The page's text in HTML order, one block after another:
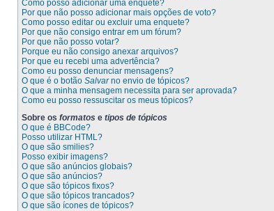
Como posso adicionar uma enquete?
Por que não posso adicionar mais opções de voto?
Como posso editar ou excluir uma enquete?
Por que não consigo entrar em um fórum?
Por que não posso votar?
Porque eu não consigo anexar arquivos?
Por que eu recebi uma advertência?
Como eu posso denunciar mensagens?
O que é o botão Salvarno envio de tópicos?
O que a minha mensagem necessita para ser aprovada?
Como eu posso ressuscitar os meus tópicos?
Sobre os formatos e tipos de tópicos
O que é BBCode?
Posso utilizar HTML?
O que são smilies?
Posso exibir imagens?
O que são anúncios globais?
O que são anúncios?
O que são tópicos fixos?
O que são tópicos trancados?
O que são ícones de tópicos?